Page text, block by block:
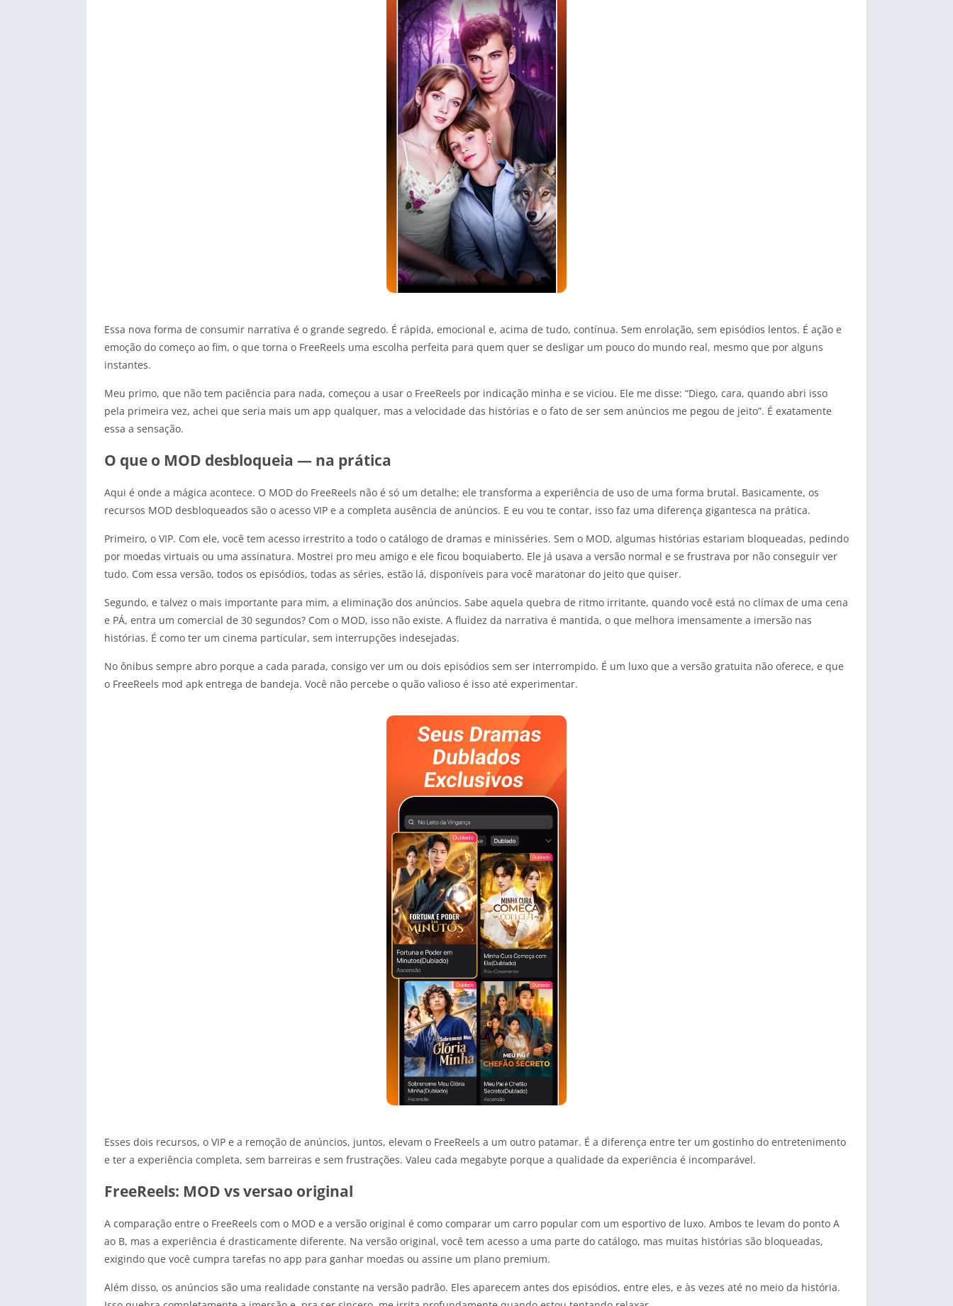
Essa nova forma de consumir narrativa é o grande segredo. É rápida, emocional e, acima de tudo, contínua. Sem enrolação, sem episódios lentos. É ação e
emoção do começo ao fim, o que torna o FreeReels uma escolha perfeita para quem quer se desligar um pouco do mundo real, mesmo que por alguns
instantes.
Meu primo, que não tem paciência para nada, começou a usar o FreeReels por indicação minha e se viciou. Ele me disse: “Diego, cara, quando abri isso
pela primeira vez, achei que seria mais um app qualquer, mas a velocidade das histórias e o fato de ser sem anúncios me pegou de jeito”. É exatamente
essa a sensação.
O que o MOD desbloqueia — na prática
Aqui é onde a mágica acontece. O MOD do FreeReels não é só um detalhe; ele transforma a experiência de uso de uma forma brutal. Basicamente, os
recursos MOD desbloqueados são o acesso VIP e a completa ausência de anúncios. E eu vou te contar, isso faz uma diferença gigantesca na prática.
Primeiro, o VIP. Com ele, você tem acesso irrestrito a todo o catálogo de dramas e minisséries. Sem o MOD, algumas histórias estariam bloqueadas, pedindo
por moedas virtuais ou uma assinatura. Mostrei pro meu amigo e ele ficou boquiaberto. Ele já usava a versão normal e se frustrava por não conseguir ver
tudo. Com essa versão, todos os episódios, todas as séries, estão lá, disponíveis para você maratonar do jeito que quiser.
Segundo, e talvez o mais importante para mim, a eliminação dos anúncios. Sabe aquela quebra de ritmo irritante, quando você está no clímax de uma cena
e PÁ, entra um comercial de 30 segundos? Com o MOD, isso não existe. A fluidez da narrativa é mantida, o que melhora imensamente a imersão nas
histórias. É como ter um cinema particular, sem interrupções indesejadas.
No ônibus sempre abro porque a cada parada, consigo ver um ou dois episódios sem ser interrompido. É um luxo que a versão gratuita não oferece, e que
o FreeReels mod apk entrega de bandeja. Você não percebe o quão valioso é isso até experimentar.
Esses dois recursos, o VIP e a remoção de anúncios, juntos, elevam o FreeReels a um outro patamar. É a diferença entre ter um gostinho do entretenimento
e ter a experiência completa, sem barreiras e sem frustrações. Valeu cada megabyte porque a qualidade da experiência é incomparável.
FreeReels: MOD vs versao original
A comparação entre o FreeReels com o MOD e a versão original é como comparar um carro popular com um esportivo de luxo. Ambos te levam do ponto A
ao B, mas a experiência é drasticamente diferente. Na versão original, você tem acesso a uma parte do catálogo, mas muitas histórias são bloqueadas,
exigindo que você cumpra tarefas no app para ganhar moedas ou assine um plano premium.
Além disso, os anúncios são uma realidade constante na versão padrão. Eles aparecem antes dos episódios, entre eles, e às vezes até no meio da história.